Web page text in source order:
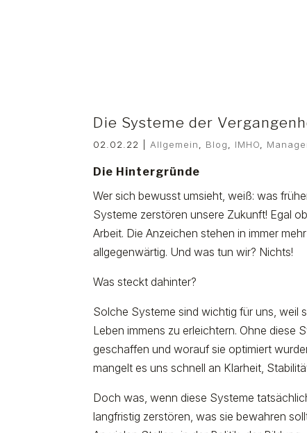
Die Systeme der
02.02.22 Allgemein Blog IMHO
Die Hintergründe
Wer sich bewusst umsieht, weiß: was
Systeme zerstören unsere Zukunft! Egal
Arbeit. Die Anzeichen stehen in immer
allgegenwärtig. Und was tun wir? Nichts!
Was steckt dahinter?
Solche Systeme sind wichtig für uns, weil
Leben immens zu erleichtern. Ohne diese
geschaffen und worauf sie optimiert
mangelt es uns schnell an Klarheit,
Doch was, wenn diese Systeme
langfristig zerstören, was sie bewahren